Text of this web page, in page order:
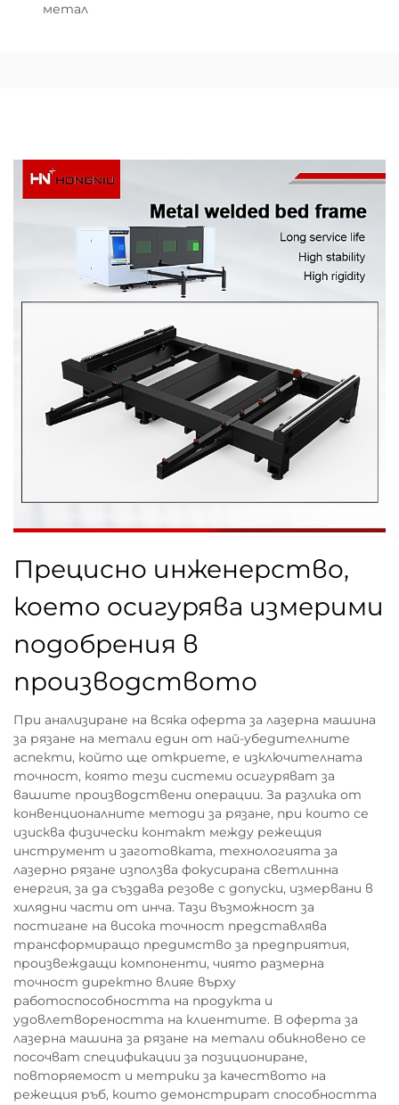
метал
Прецисно инженерство,
което осигурява измерими
подобрения в
производството
При анализиране на всяка оферта за лазерна машина
за рязане на метали един от най-убедителните
аспекти, който ще откриете, е изключителната
точност, която тези системи осигуряват за
вашите производствени операции. За разлика от
конвенционалните методи за рязане, при които се
изисква физически контакт между режещия
инструмент и заготовката, технологията за
лазерно рязане използва фокусирана светлинна
енергия, за да създава резове с допуски, измервани в
хилядни части от инча. Тази възможност за
постигане на висока точност представлява
трансформиращо предимство за предприятия,
произвеждащи компоненти, чиято размерна
точност директно влияе върху
работоспособността на продукта и
удовлетвореността на клиентите. В оферта за
лазерна машина за рязане на метали обикновено се
посочват спецификации за позициониране,
повторяемост и метрики за качеството на
режещия ръб, които демонстрират способността